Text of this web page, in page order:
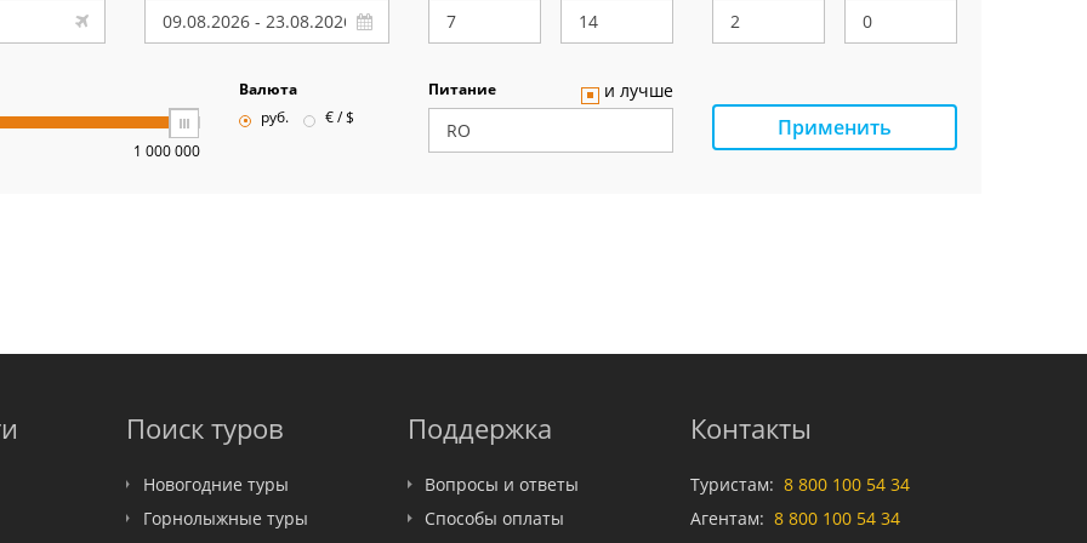
1 000 000
Валюта
руб.
€ / $
Питание и лучше
Применить
Поиск туров
Новогодние туры
Горнолыжные туры
Поддержка
Вопросы и ответы
Способы оплаты
Контакты
Туристам: 8 800 100 54 34
Агентам: 8 800 100 54 34